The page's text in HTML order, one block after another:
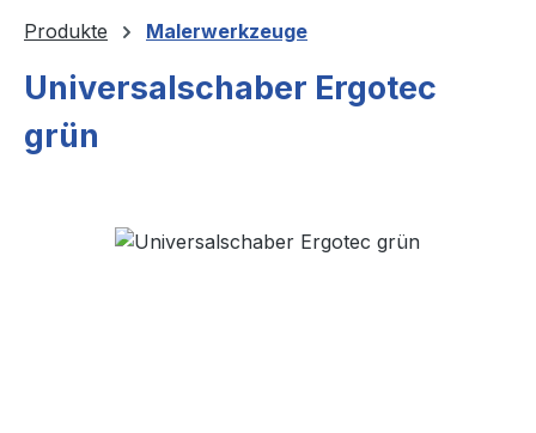
Produkte Malerwerkzeuge
Universalschaber Ergotec
grün
Bildergalerie überspringen